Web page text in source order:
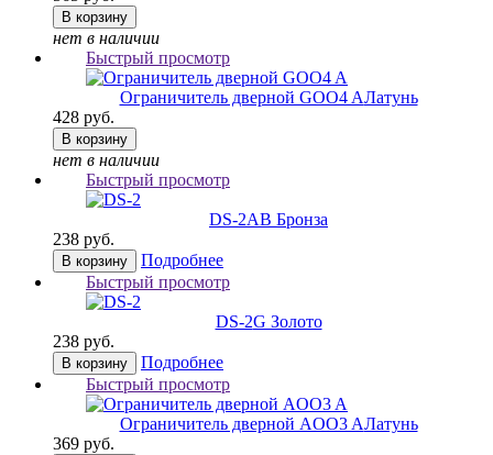
В корзину
нет в наличии
Быстрый просмотр
Ограничитель дверной GOO4 AЛатунь
428 руб.
В корзину
нет в наличии
Быстрый просмотр
DS-2AB Бронза
238 руб.
В корзину
Подробнее
Быстрый просмотр
DS-2G Золото
238 руб.
В корзину
Подробнее
Быстрый просмотр
Ограничитель дверной AOO3 AЛатунь
369 руб.